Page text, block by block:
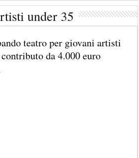
tra un Poeta e una Prostituta” –
shooting foto e video retribuito
si cercano attori, attrici e
Band dedicata ad Eros Ramazzotti –
under 35
teatro per giovani artisti
da 4.000 euro